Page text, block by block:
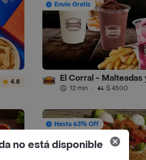
4.8
Envío Gratis
12 min · $ 4500
Hasta 63% Off
no está disponible